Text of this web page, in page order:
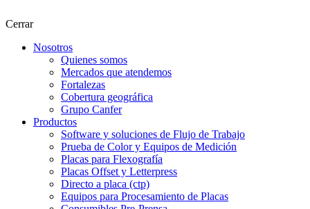
Cerrar
Nosotros
Quienes somos
Mercados que atendemos
Fortalezas
Cobertura geográfica
Grupo Canfer
Productos
Software y soluciones de Flujo de Trabajo
Prueba de Color y Equipos de Medición
Placas para Flexografía
Placas Offset y Letterpress
Directo a placa (ctp)
Equipos para Procesamiento de Placas